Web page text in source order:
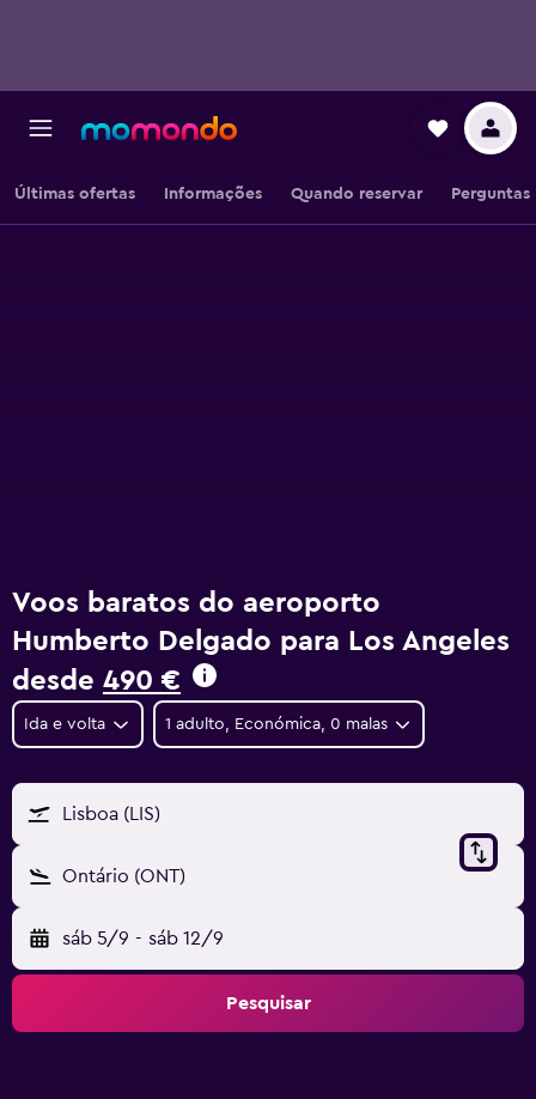
Últimas ofertas Informações Quando reservar Perguntas
Voos baratos do aeroporto
Humberto Delgado para Los Angeles
desde 490 €
Ida e volta 1 adulto, Económica, 0 malas
Lisboa (LIS)
Ontário (ONT)
sáb 5/9 - sáb 12/9
Pesquisar